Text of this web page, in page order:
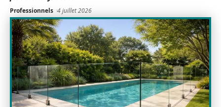
Professionnels 4 juillet 2026